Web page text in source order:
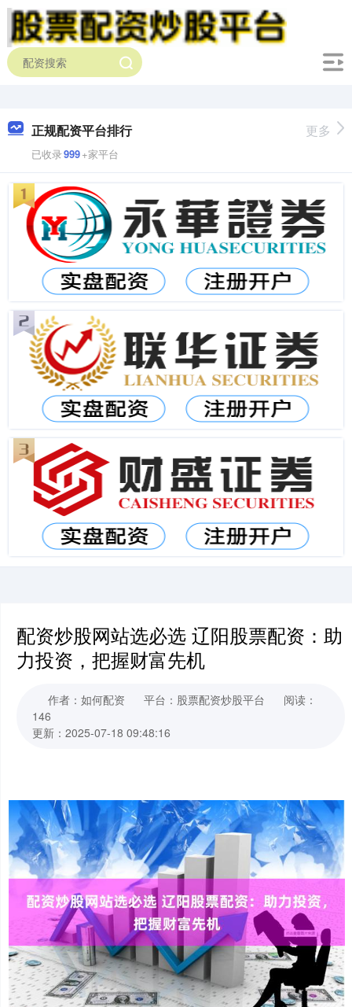
正规配资平台排行
已收录999+家平台
更多
配资炒股网站选必选 辽阳股票配资：助
力投资，把握财富先机
作者：如何配资 平台：股票配资炒股平台
阅读：
146
更新：2025-07-18 09:48:16